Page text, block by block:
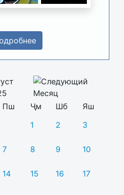
Пш Ҷм Шб
Яш
1
2 3
7 8 9 10
14 15 16 17